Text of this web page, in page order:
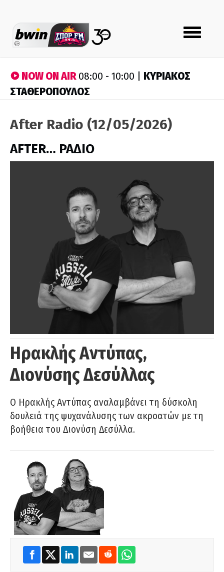
Toggle
navigation
NOW ON AIR08:00 - 10:00 | ΚΥΡΙΑΚΟΣ
ΣΤΑΘΕΡΟΠΟΥΛΟΣ
After Radio (12/05/2026)
AFTER… ΡΑΔΙΟ
Ηρακλής Αντύπας,
Διονύσης Δεσύλλας
Ο Ηρακλής Αντύπας αναλαμβάνει τη δύσκολη
δουλειά της ψυχανάλυσης των ακροατών με τη
βοήθεια του Διονύση Δεσύλλα.